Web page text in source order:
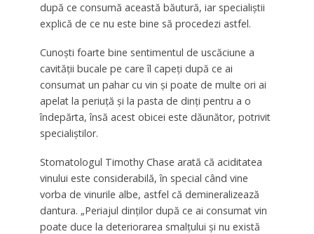
după ce consumă această băutură, iar specialiştii
explică de ce nu este bine să procedezi astfel.
Cunoşti foarte bine sentimentul de uscăciune a
cavităţii bucale pe care îl capeţi după ce ai
consumat un pahar cu vin şi poate de multe ori ai
apelat la periuţă şi la pasta de dinţi pentru a o
îndepărta, însă acest obicei este dăunător, potrivit
specialiştilor.
Stomatologul Timothy Chase arată că aciditatea
vinului este considerabilă, în special când vine
vorba de vinurile albe, astfel că demineralizează
dantura. „Periajul dinţilor după ce ai consumat vin
poate duce la deteriorarea smalţului şi nu există